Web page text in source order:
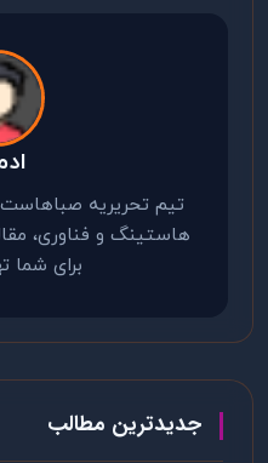
تیم تحریریه صباهاست
هاستینگ و فناوری،
برای شما
جدیدترین مطالب